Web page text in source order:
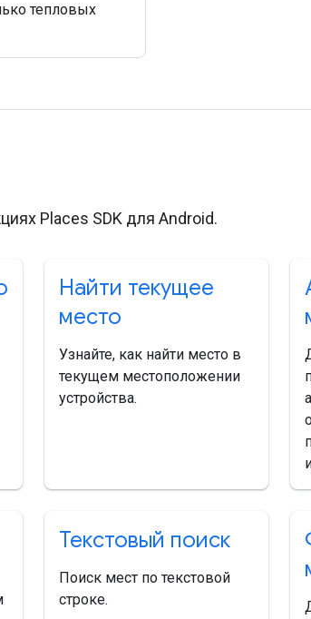
тепловых
Places SDK для Android.
Найти текущее
место
Узнайте, как найти место в
текущем местоположении
устройства.
Текстовый поиск
Поиск мест по текстовой
строке.